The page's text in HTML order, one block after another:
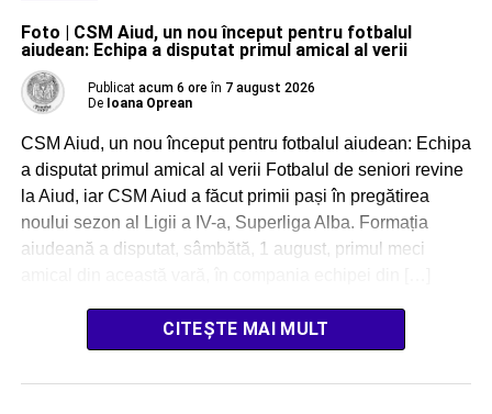
Foto | CSM Aiud, un nou început pentru fotbalul
aiudean: Echipa a disputat primul amical al verii
Publicat acum 6 ore în 7 august 2026
De Ioana Oprean
CSM Aiud, un nou început pentru fotbalul aiudean: Echipa
a disputat primul amical al verii Fotbalul de seniori revine
la Aiud, iar CSM Aiud a făcut primii pași în pregătirea
noului sezon al Ligii a IV-a, Superliga Alba. Formația
aiudeană a disputat, sâmbătă, 1 august, primul meci
CITEȘTE MAI MULT